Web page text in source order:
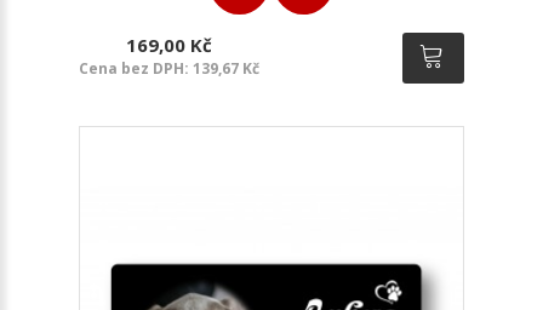
169,00 Kč
Cena bez DPH: 139,67 Kč